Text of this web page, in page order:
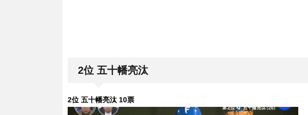
2位 五十幡亮汰
2位 五十幡亮汰 10票